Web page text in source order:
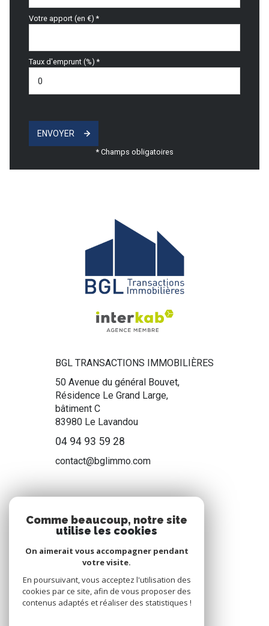
Votre apport (en €) *
Taux d'emprunt (%) *
ENVOYER
* Champs obligatoires
BGL TRANSACTIONS IMMOBILIÈRES
50 Avenue du général Bouvet,
Résidence Le Grand Large,
bâtiment C
83980 Le Lavandou
04 94 93 59 28
contact@bglimmo.com
Nous suivre
Comme beaucoup, notre site
utilise les cookies
On aimerait vous accompagner pendant
votre visite.
En poursuivant, vous acceptez l'utilisation des
cookies par ce site, afin de vous proposer des
contenus adaptés et réaliser des statistiques !